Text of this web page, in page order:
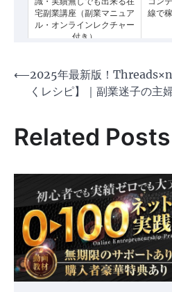
宅副業講座（副業マニュア
ル・オンラインレクチャー
付き）
線で
投
ビ
シ
ョ
ン
⟵2025年最新版！
くレシピ】｜副業迷子の主
Related Posts